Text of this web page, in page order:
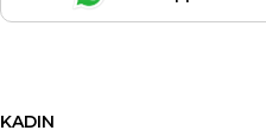
KADIN